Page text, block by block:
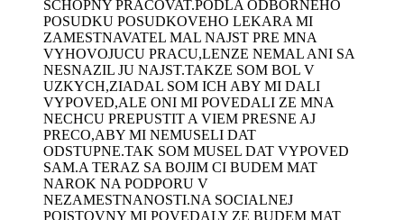
SCHOPNY PRACOVAT.PODLA ODBORNEHO
POSUDKU POSUDKOVEHO LEKARA MI
ZAMESTNAVATEL MAL NAJST PRE MNA
VYHOVOJUCU PRACU,LENZE NEMAL ANI SA
NESNAZIL JU NAJST.TAKZE SOM BOL V
UZKYCH,ZIADAL SOM ICH ABY MI DALI
VYPOVED,ALE ONI MI POVEDALI ZE MNA
NECHCU PREPUSTIT A VIEM PRESNE AJ
PRECO,ABY MI NEMUSELI DAT
ODSTUPNE.TAK SOM MUSEL DAT VYPOVED
SAM.A TERAZ SA BOJIM CI BUDEM MAT
NAROK NA PODPORU V
NEZAMESTNANOSTI.NA SOCIALNEJ
POISTOVNY MI POVEDALY ZE BUDEM MAT